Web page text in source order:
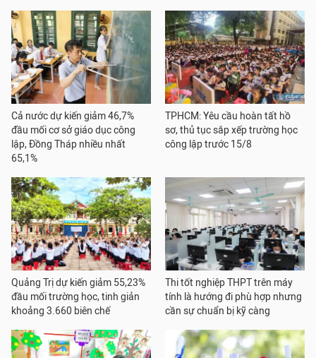
Cả nước dự kiến giảm 46,7%
đầu mối cơ sở giáo dục công
lập, Đồng Tháp nhiều nhất
65,1%
TPHCM: Yêu cầu hoàn tất hồ
sơ, thủ tục sắp xếp trường học
công lập trước 15/8
Quảng Trị dự kiến giảm 55,23%
đầu mối trường học, tinh giản
khoảng 3.660 biên chế
Thi tốt nghiệp THPT trên máy
tính là hướng đi phù hợp nhưng
cần sự chuẩn bị kỹ càng